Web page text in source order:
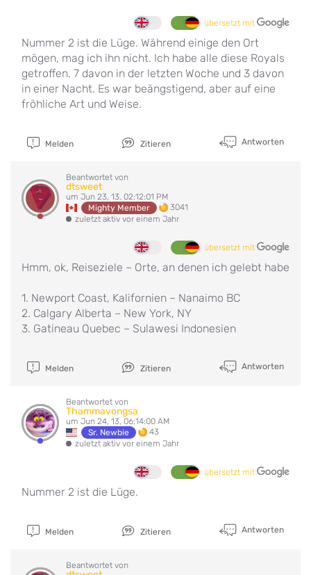
übersetzt mit
Nummer 2 ist die Lüge. Während einige den Ort
mögen, mag ich ihn nicht. Ich habe alle diese Royals
getroffen. 7 davon in der letzten Woche und 3 davon
in einer Nacht. Es war beängstigend, aber auf eine
fröhliche Art und Weise.
Melden Zitieren Antworten
Beantwortet von
dtsweet
um Jun 23, 13, 02:12:01 PM
Mighty Member
3041
zuletzt aktiv vor einem Jahr
übersetzt mit
Hmm, ok, Reiseziele – Orte, an denen ich gelebt habe
1. Newport Coast, Kalifornien – Nanaimo BC
2. Calgary Alberta – New York, NY
3. Gatineau Quebec – Sulawesi Indonesien
Melden Zitieren Antworten
Beantwortet von
Thammavongsa
um Jun 24, 13, 06:14:00 AM
Sr. Newbie
43
zuletzt aktiv vor einem Jahr
übersetzt mit
Nummer 2 ist die Lüge.
Melden Zitieren Antworten
Beantwortet von